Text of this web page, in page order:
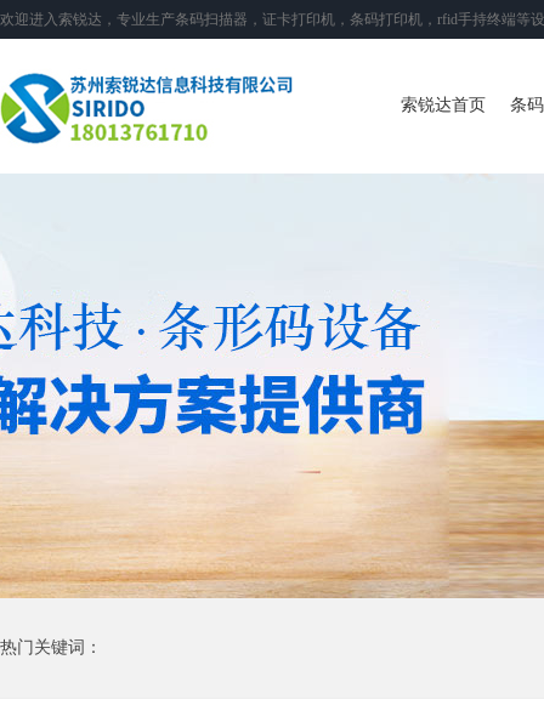
欢迎进入索锐达，专业生产条码扫描器，证卡打印机，条码打印机，rfid手持终端等
索锐达首页 条
热门关键词：